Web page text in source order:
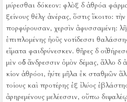
μύρεσθαι δόκεον: φλὸξ δ ἀθρόα
ξείνους θέλγ ἀνέρας, ὅστις ἵκοιτο:
πορφύρουσαν, χερσὶν ἀφυσσαμένη:
ἐπιπλομένης ἠοῦς νοτίδεσσι
εἵματα φαιδρύνεσκεν. θῆρες δ οὐ
μὲν οὐδ ἄνδρεσσιν ὁμὸν δέμας, ἄλλο
κίον ἀθρόοι, ἠύτε μῆλα ἐκ σταθμῶν
τοίους καὶ προτέρης ἐξ ἰλύος
ἀρηρεμένους μελέεσσιν, οὔπω